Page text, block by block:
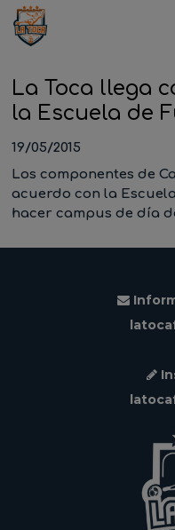
La Toca llega
la Escuela de
19/05/2015
Los componentes de
acuerdo con la
hacer campus de día